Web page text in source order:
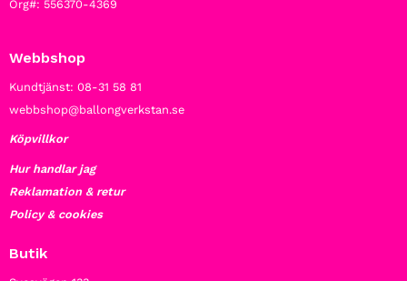
Org#: 556370-4369
Webbshop
Kundtjänst: 08-31 58 81
webbshop@ballongverkstan.se
Köpvillkor
Hur handlar jag
Reklamation & retur
Policy & cookies
Butik